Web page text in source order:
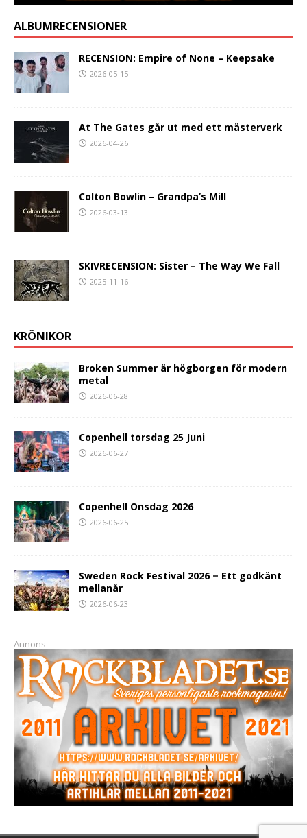
ALBUMRECENSIONER
RECENSION: Empire of None – Keepsake
2026-05-15
At The Gates går ut med ett mästerverk
2026-04-26
Colton Bowlin – Grandpa’s Mill
2026-03-13
SKIVRECENSION: Sister – The Way We Fall
2025-11-16
KRÖNIKOR
Broken Summer är högborgen för modern
metal
2026-06-28
Copenhell torsdag 25 Juni
2026-06-27
Copenhell Onsdag 2026
2026-06-25
Sweden Rock Festival 2026 = Ett godkänt
mellanår
2026-06-23
Annons